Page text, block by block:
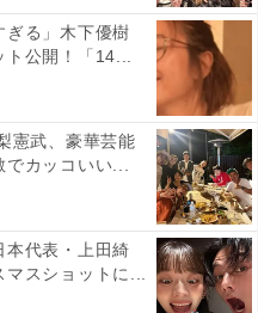
ぎる」木下優樹
ト公開！「14...
憲武、豪華芸能
でカッコいい...
本代表・上田綺
マスショットに...